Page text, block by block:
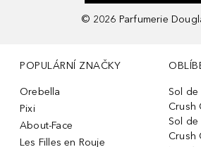
© 2026 Parfumerie
POPULÁRNÍ ZNAČKY
Orebella
Pixi
About-Face
Les Filles en Rouje
Sol de
Crush
Sol de
Crush